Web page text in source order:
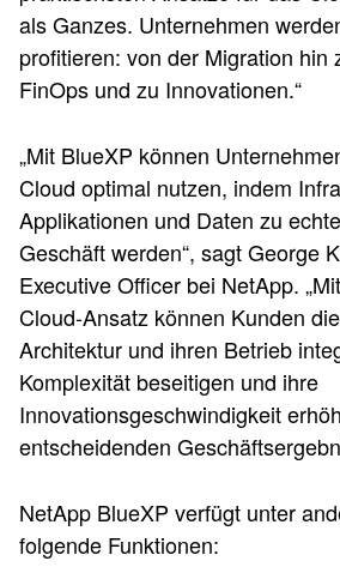
als Ganzes. Unternehmen
profitieren: von der Migration hin
FinOps und zu Innovationen.“
„Mit BlueXP können
Cloud optimal nutzen, indem
Applikationen und Daten zu
Geschäft werden“, sagt George
Executive Officer bei NetApp.
Cloud-Ansatz können Kunden
Architektur und ihren Betrieb
Komplexität beseitigen und ihre
Innovationsgeschwindigkeit
entscheidenden
NetApp BlueXP verfügt unter
folgende Funktionen: